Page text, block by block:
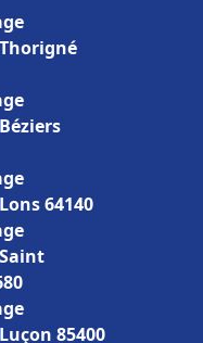
64140
85400